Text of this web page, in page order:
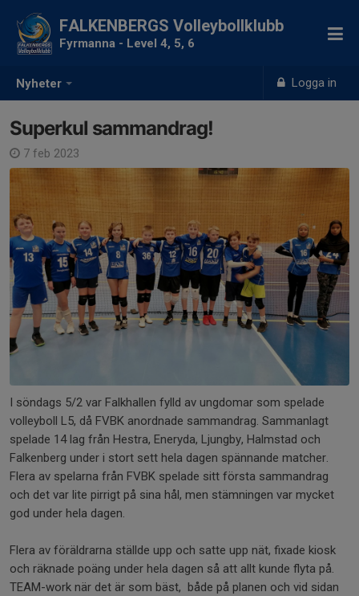
Nyheter Logga in
FALKENBERGS Volleybollklubb
Fyrmanna - Level 4, 5, 6
Superkul sammandrag!
7 feb 2023
I söndags 5/2 var Falkhallen fylld av ungdomar som spelade
volleyboll L5, då FVBK anordnade sammandrag. Sammanlagt
spelade 14 lag från Hestra, Eneryda, Ljungby, Halmstad och
Falkenberg under i stort sett hela dagen spännande matcher.
Flera av spelarna från FVBK spelade sitt första sammandrag
och det var lite pirrigt på sina hål, men stämningen var mycket
god under hela dagen.
Flera av föräldrarna ställde upp och satte upp nät, fixade kiosk
och räknade poäng under hela dagen så att allt kunde flyta på.
TEAM-work när det är som bäst, både på planen och vid sidan